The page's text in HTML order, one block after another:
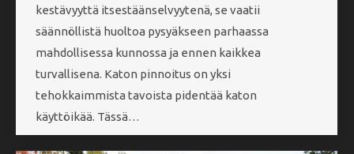
kestävyyttä itsestäänselvyytenä, se vaatii
säännöllistä huoltoa pysyäkseen parhaassa
mahdollisessa kunnossa ja ennen kaikkea
turvallisena. Katon pinnoitus on yksi
tehokkaimmista tavoista pidentää katon
käyttöikää. Tässä…